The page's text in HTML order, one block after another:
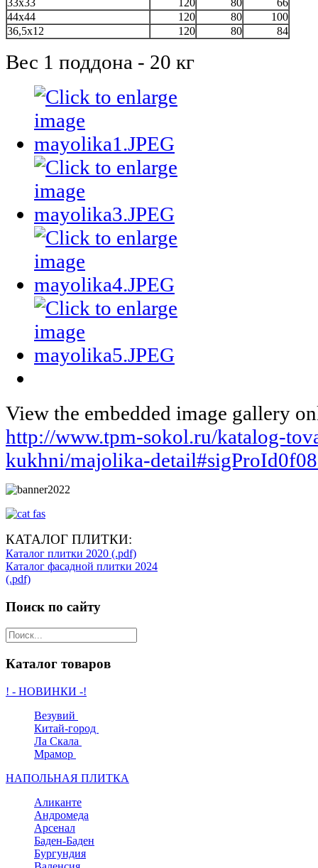
44х44
120 80
100
36,5х12
120 80 84
Вес 1 поддона - 20 кг
View the embedded image gallery
http://www.tpm-sokol.ru/katalog-
kukhni/majolika-
КАТАЛОГ ПЛИТКИ:
Каталог плитки 2020 (.pdf)
Каталог фасадной плитки 2024
(.pdf)
Поиск по сайту
Каталог товаров
! - НОВИНКИ -!
Везувий
Китай-город
Ла Скала
Мрамор
НАПОЛЬНАЯ ПЛИТКА
Аликанте
Андромеда
Арсенал
Баден-Баден
Бургундия